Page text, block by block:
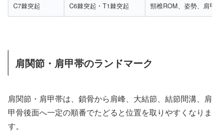
C7棘突起 C6棘突起・T1棘突起 頸椎ROM、姿勢、肩甲
肩関節・肩甲帯のランドマーク
肩関節・肩甲帯は、鎖骨から肩峰、大結節、結節間溝、肩
甲骨後面へ一定の順番でたどると位置を取りやすくなりま
す。